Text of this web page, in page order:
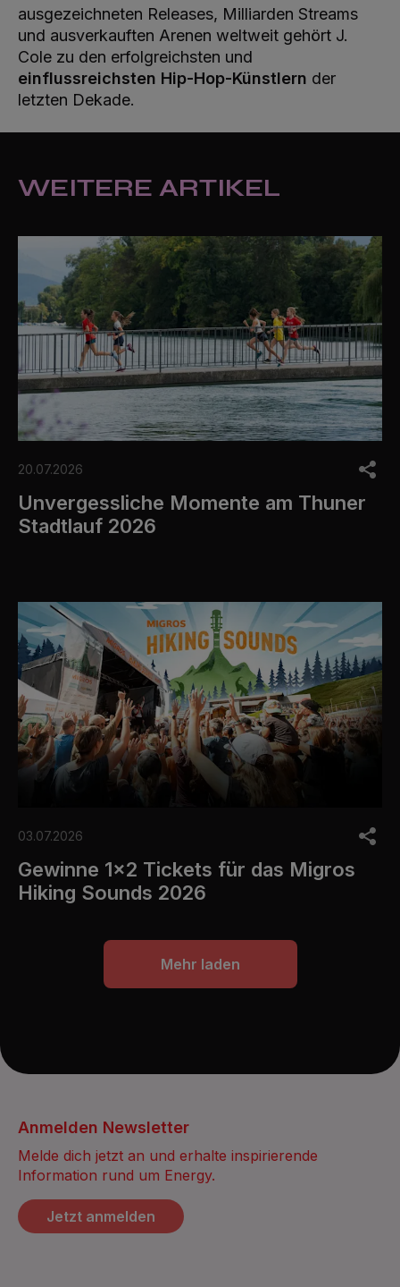
ausgezeichneten Releases, Milliarden Streams
und ausverkauften Arenen weltweit gehört J.
Cole zu den erfolgreichsten und
einflussreichsten Hip-Hop-Künstlern der
letzten Dekade.
WEITERE ARTIKEL
20.07.2026
Unvergessliche Momente am Thuner
Stadtlauf 2026
03.07.2026
Gewinne 1x2 Tickets für das Migros
Hiking Sounds 2026
Mehr laden
Anmelden Newsletter
Melde dich jetzt an und erhalte inspirierende
Information rund um Energy.
Jetzt anmelden